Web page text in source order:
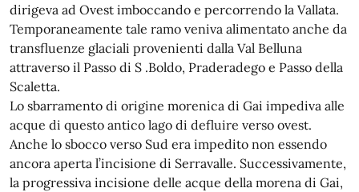
dirigeva ad Ovest imboccando e percorrendo la Vallata.
Temporaneamente tale ramo veniva alimentato anche da
transfluenze glaciali provenienti dalla Val Belluna
attraverso il Passo di S .Boldo, Praderadego e Passo della
Scaletta.
Lo sbarramento di origine morenica di Gai impediva alle
acque di questo antico lago di defluire verso ovest.
Anche lo sbocco verso Sud era impedito non essendo
ancora aperta l’incisione di Serravalle. Successivamente,
la progressiva incisione delle acque della morena di Gai,